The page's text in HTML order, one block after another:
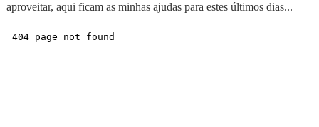
aproveitar, aqui ficam as minhas ajudas para estes últimos dias...